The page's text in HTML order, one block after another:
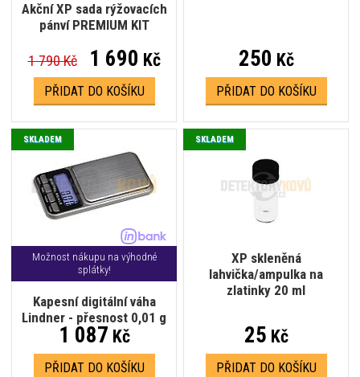
Akční XP sada rýžovacích
pánví PREMIUM KIT
1 790 Kč 1 690 Kč
PŘIDAT DO KOŠÍKU
250 Kč
PŘIDAT DO KOŠÍKU
Možnost nákupu na výhodné
splátky!
Kapesní digitální váha
Lindner - přesnost 0,01 g
SKLADEM
1 087 Kč
PŘIDAT DO KOŠÍKU
XP skleněná
lahvička/ampulka na
zlatinky 20 ml
SKLADEM
25 Kč
PŘIDAT DO KOŠÍKU